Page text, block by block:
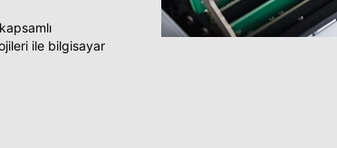
ile bilgisayar